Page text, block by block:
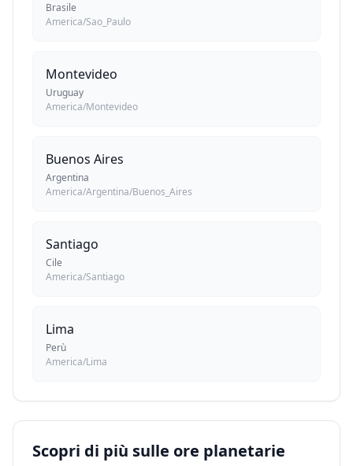
Brasile
America/Sao_Paulo
Montevideo
Uruguay
America/Montevideo
Buenos Aires
Argentina
America/Argentina/Buenos_Aires
Santiago
Cile
America/Santiago
Lima
Perù
America/Lima
Scopri di più sulle ore planetarie